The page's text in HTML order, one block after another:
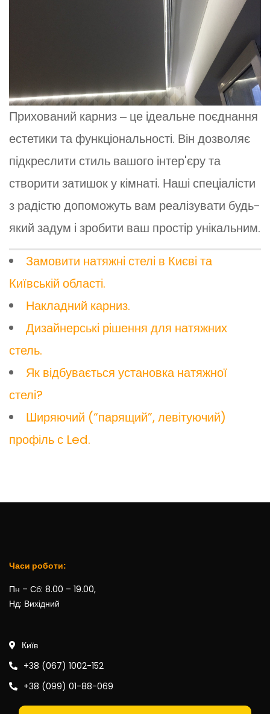
Прихований карниз ‒ це ідеальне поєднання
естетики та функціональності. Він дозволяє
підкреслити стиль вашого інтер'єру та
створити затишок у кімнаті. Наші спеціалісти
з радістю допоможуть вам реалізувати будь-
який задум і зробити ваш простір унікальним.
Замовити натяжні стелі в Києві та
Київській області.
Накладний карниз.
Дизайнерські рішення для натяжних
стель.
Як відбувається установка натяжної
стелі?
Ширяючий (“парящий”, левітуючий)
профіль с Led.
Часи роботи:
Пн – Сб: 8.00 – 19.00,
Нд: Вихідний
Київ
+38 (067) 1002-152
+38 (099) 01-88-069